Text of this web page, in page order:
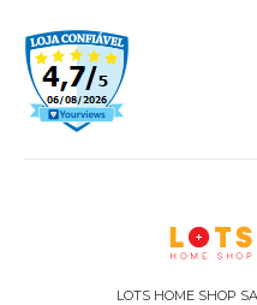
LOTS HOME SHOP